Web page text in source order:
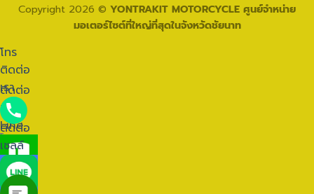
Copyright 2026 © YONTRAKIT MOTORCYCLE ศูนย์จำหน่าย
มอเตอร์ไซต์ที่ใหญ่ที่สุดในจังหวัดชัยนาท
โทร
ติดต่อ
เรา
โทร
ติดต่อ
เรา
ติดต่อ
ทาง
Line
ติดต่อ
ติดต่อ
เซลล์